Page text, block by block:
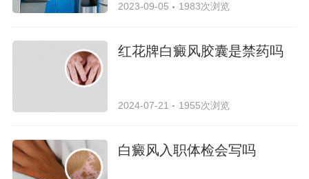
2023-09-05 1983次浏览
红花牌白癜风胶囊是禁药吗
2024-07-21 1955次浏览
白癜风入职体检会写吗